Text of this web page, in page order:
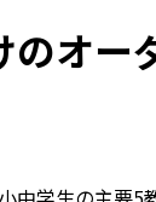
のオー